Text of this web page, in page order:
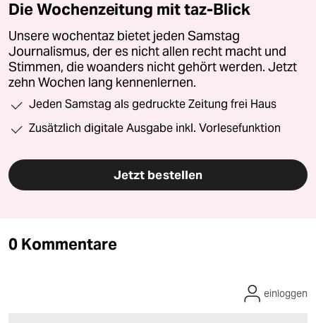
Die Wochenzeitung mit taz-Blick
Unsere wochentaz bietet jeden Samstag
Journalismus, der es nicht allen recht macht und
Stimmen, die woanders nicht gehört werden. Jetzt
zehn Wochen lang kennenlernen.
Jeden Samstag als gedruckte Zeitung frei Haus
Zusätzlich digitale Ausgabe inkl. Vorlesefunktion
Jetzt bestellen
0 Kommentare
einloggen